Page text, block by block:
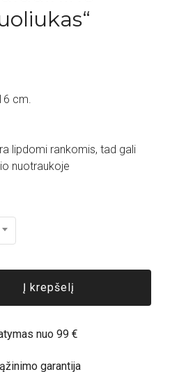
cm.
lipdomi rankomis, tad gali
nuotraukoje
Į krepšelį
nuo 99 €
garantija